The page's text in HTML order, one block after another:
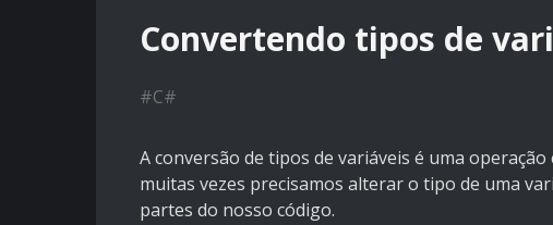
Convertendo tipos de
#C#
A conversão de tipos de variáveis é uma
muitas vezes precisamos alterar o tipo de uma
partes do nosso código.